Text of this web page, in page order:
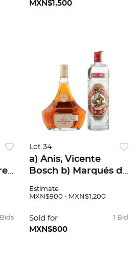
Piezas: 3 Fran...
MXN$1,500
Lot 34
a) Anis, Vicente
Bosch b) Marqués de
Total de piezas: 2
Estimate
MXN$900 - MXN$1,200
1 Bid
Sold for
MXN$800